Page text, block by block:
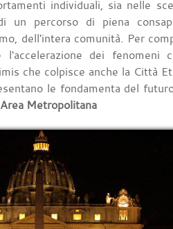
individuali, sia nelle
un percorso di piena
dell'intera comunità. Per
dei fenomeni
che colpisce anche la Città
le fondamenta del
Metropolitana